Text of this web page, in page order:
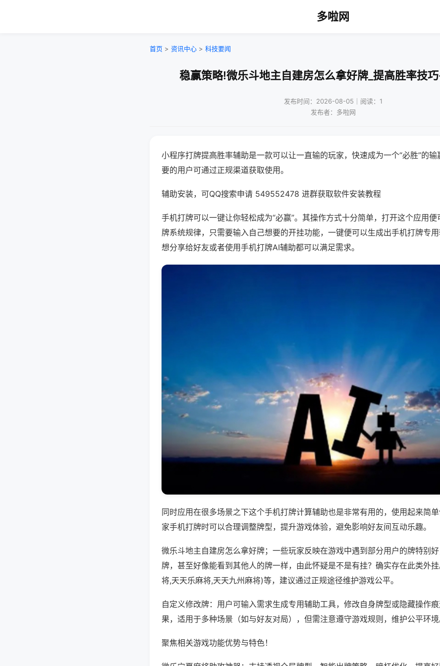
多啦网
首页 > 资讯中心 > 科技要闻
稳赢策略!微乐斗地主自建房怎么拿好牌_提高胜率技
发布时间：2026-08-05｜阅读：1
发布者：多啦网
小程序打牌提高胜率辅助是一款可以让一直输的玩家，快速成为一个“必胜”的
要的用户可通过正规渠道获取使用。
辅助安装，可QQ搜索申请 549552478 进群获取软件安装教程
手机打牌可以一键让你轻松成为“必赢”。其操作方式十分简单，打开这个应用
牌系统规律，只需要输入自己想要的开挂功能，一键便可以生成出手机打牌专
想分享给好友或者使用手机打牌AI辅助都可以满足需求。
同时应用在很多场景之下这个手机打牌计算辅助也是非常有用的，使用起来简
家手机打牌时可以合理调整牌型，提升游戏体验，避免影响好友间互动乐趣。
微乐斗地主自建房怎么拿好牌；一些玩家反映在游戏中遇到部分用户的牌特别
牌，甚至好像能看到其他人的牌一样，由此怀疑是不是有挂？确实存在此类外
将,天天乐麻将,天天九州麻将)等，建议通过正规途径维护游戏公平。
自定义修改牌：用户可输入需求生成专用辅助工具，修改自身牌型或隐藏操作痕
果，适用于多种场景（如与好友对局），但需注意遵守游戏规则，维护公平环境
聚焦相关游戏功能优势与特色！